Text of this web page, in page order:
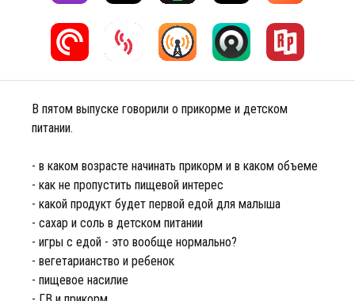
В пятом выпуске говорили о прикорме и детском
питании.
- в каком возрасте начинать прикорм и в каком объеме
- как не пропустить пищевой интерес
- какой продукт будет первой едой для малыша
- сахар и соль в детском питании
- игры с едой - это вообще нормально?
- вегетарианство и ребенок
- пищевое насилие